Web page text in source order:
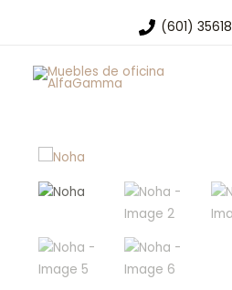
contenido
(601)